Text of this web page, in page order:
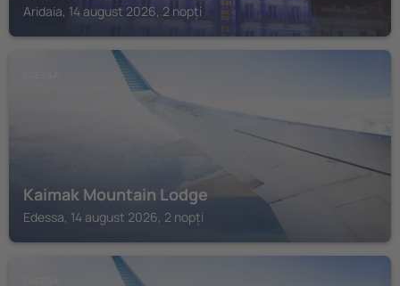
Aridaia, 14 august 2026, 2 nopți
Kaimak Mountain Lodge
Edessa, 14 august 2026, 2 nopți